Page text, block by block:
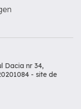
Dacia nr 34,
- site de